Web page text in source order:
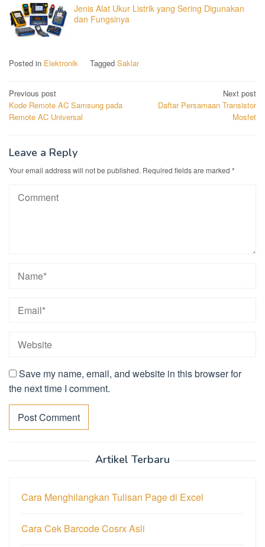
Jenis Alat Ukur Listrik yang Sering Digunakan
dan Fungsinya
Posted in Elektronik Tagged Saklar
Post
navigation
Previous post
Kode Remote AC Samsung pada
Remote AC Universal
Next post
Daftar Persamaan Transistor
Mosfet
Leave a Reply
Your email address will not be published. Required fields are marked *
Save my name, email, and website in this browser for
the next time I comment.
Artikel Terbaru
Cara Menghilangkan Tulisan Page di Excel
Cara Cek Barcode Cosrx Asli